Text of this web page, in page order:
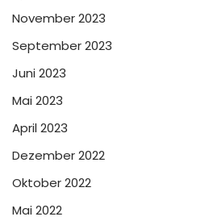
November 2023
September 2023
Juni 2023
Mai 2023
April 2023
Dezember 2022
Oktober 2022
Mai 2022